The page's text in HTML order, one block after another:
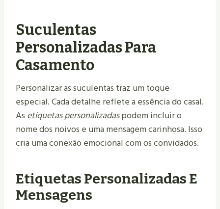
Suculentas
Personalizadas Para
Casamento
Personalizar as suculentas traz um toque
especial. Cada detalhe reflete a essência do casal.
As etiquetas personalizadaspodem incluir o
nome dos noivos e uma mensagem carinhosa. Isso
cria uma conexão emocional com os convidados.
Etiquetas Personalizadas E
Mensagens